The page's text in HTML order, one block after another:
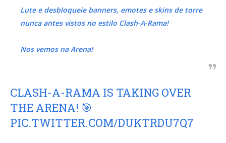
Lute e desbloqueie banners, emotes e skins de torre
nunca antes vistos no estilo Clash-A-Rama!
Nos vemos na Arena!
CLASH-A-RAMA IS TAKING OVER
THE ARENA! 🎯
PIC.TWITTER.COM/DUKTRDU7Q7